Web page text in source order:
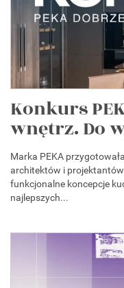
Konkurs
wnętrz. Do
Marka PEKA
architektów i
funkcjonalne koncepcje
najlepszych...